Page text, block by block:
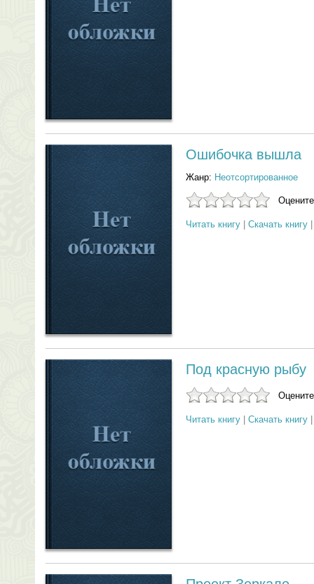
Ошибочка вышла
Жанр: Неотсортированное
Читать книгу Скачать книгу
Под красную рыбу
Читать книгу Скачать книгу